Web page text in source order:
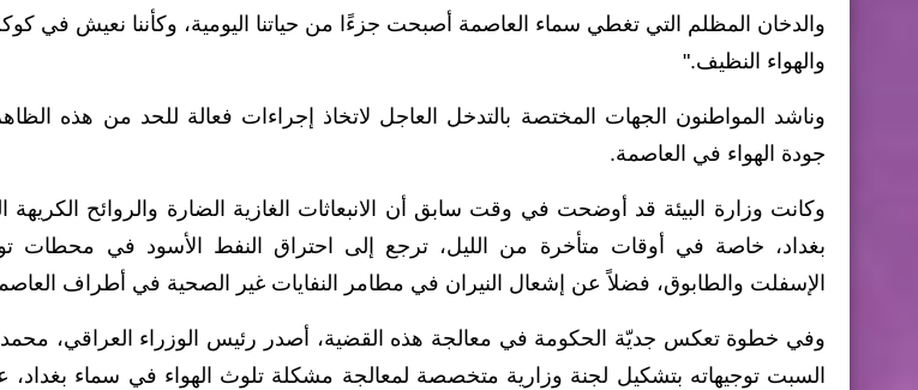
والدخان المظلم التي تغطي سماء العاصمة أصبحت جزءًا من حياتنا اليومية، وكأننا نعيش في
والهواء النظيف."
وناشد المواطنون الجهات المختصة بالتدخل العاجل لاتخاذ إجراءات فعالة للحد من هذه
جودة الهواء في العاصمة.
وكانت وزارة البيئة قد أوضحت في وقت سابق أن الانبعاثات الغازية الضارة والروائح الكريهة
بغداد، خاصة في أوقات متأخرة من الليل، ترجع إلى احتراق النفط الأسود في محطات
الإسفلت والطابوق، فضلاً عن إشعال النيران في مطامر النفايات غير الصحية في أطراف
وفي خطوة تعكس جديّة الحكومة في معالجة هذه القضية، أصدر رئيس الوزراء العراقي، محمد
السبت توجيهاته بتشكيل لجنة وزارية متخصصة لمعالجة مشكلة تلوث الهواء في سماء بغداد،